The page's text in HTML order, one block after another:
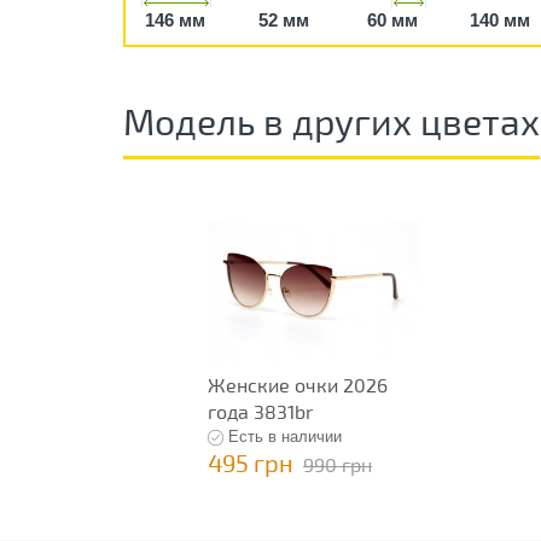
146 мм 52 мм 60 мм 140 мм
Модель в других цветах
Женские очки 2026
года 3831br
Есть в наличии
495 грн 990 грн